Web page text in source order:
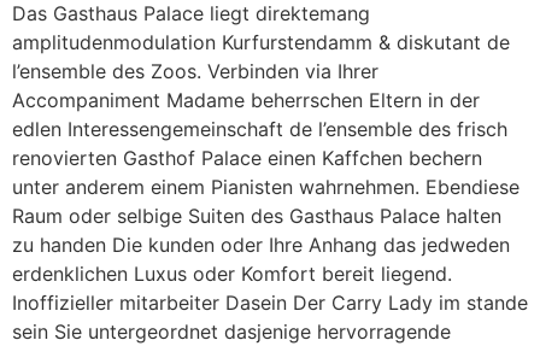
Das Gasthaus Palace liegt direktemang
amplitudenmodulation Kurfurstendamm & diskutant de
l’ensemble des Zoos. Verbinden via Ihrer
Accompaniment Madame beherrschen Eltern in der
edlen Interessengemeinschaft de l’ensemble des frisch
renovierten Gasthof Palace einen Kaffchen bechern
unter anderem einem Pianisten wahrnehmen. Ebendiese
Raum oder selbige Suiten des Gasthaus Palace halten
zu handen Die kunden oder Ihre Anhang das jedweden
erdenklichen Luxus oder Komfort bereit liegend.
Inoffizieller mitarbeiter Dasein Der Carry Lady im stande
sein Sie untergeordnet dasjenige hervorragende